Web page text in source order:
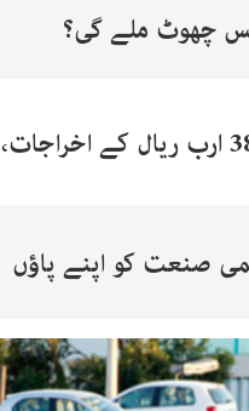
چھوٹ ملے گی؟
سعودی بجٹ: پہلی سہ ماہی میں 386 ارب ریال کے اخراجات،
صنعت کو اپنے پاؤں